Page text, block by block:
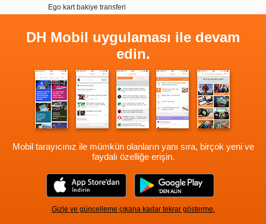
Ego kart bakiye transferi
DH Mobil uygulaması ile devam
edin.
Mobil tarayıcınız ile mümkün olanların yanı sıra, birçok yeni ve
faydalı özelliğe erişin.
Gizle ve güncelleme çıkana kadar tekrar gösterme.